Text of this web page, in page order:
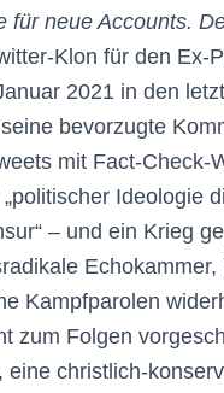
für neue Accounts.
Klon für den Ex-
2021 in den
bevorzugte
mit Fact-Check-
Ideologie
– und ein Krieg
Kampfparolen
zum Folgen
eine christlich-